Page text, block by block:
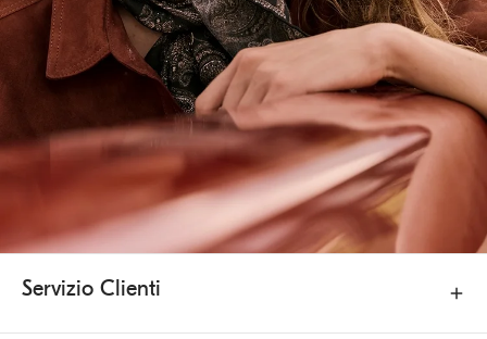
Servizio Clienti